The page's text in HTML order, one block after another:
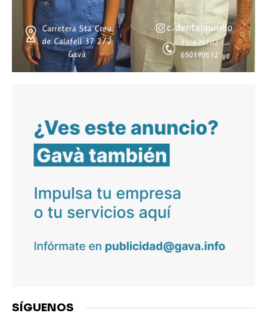
SÍGUENOS